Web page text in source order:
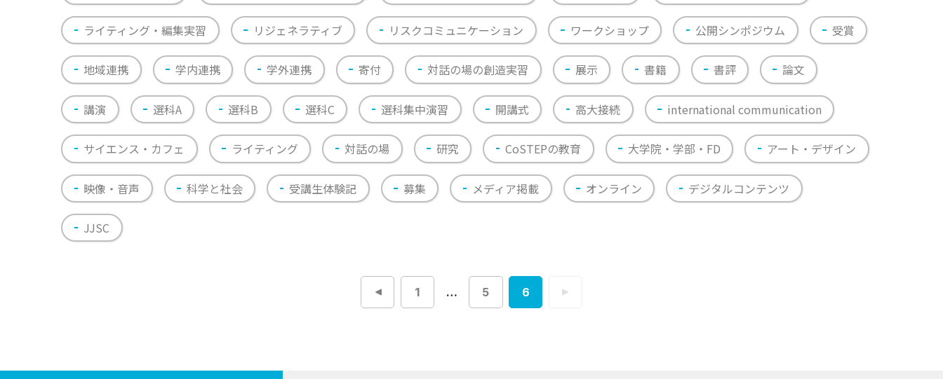
ライティング・編集実習 リジェネラティブ リスクコミュニケーション ワークショップ 公開シンポジウム 受賞
地域連携 学内連携 学外連携 寄付 対話の場の創造実習 展示 書籍 書評 論文
講演 選科A 選科B 選科C 選科集中演習 開講式 高大接続 international communication
サイエンス・カフェ ライティング 対話の場 研究 CoSTEPの教育 大学院・学部・FD アート・デザイン
映像・音声 科学と社会 受講生体験記 募集 メディア掲載 オンライン デジタルコンテンツ
JJSC
稿
1 … 5 6